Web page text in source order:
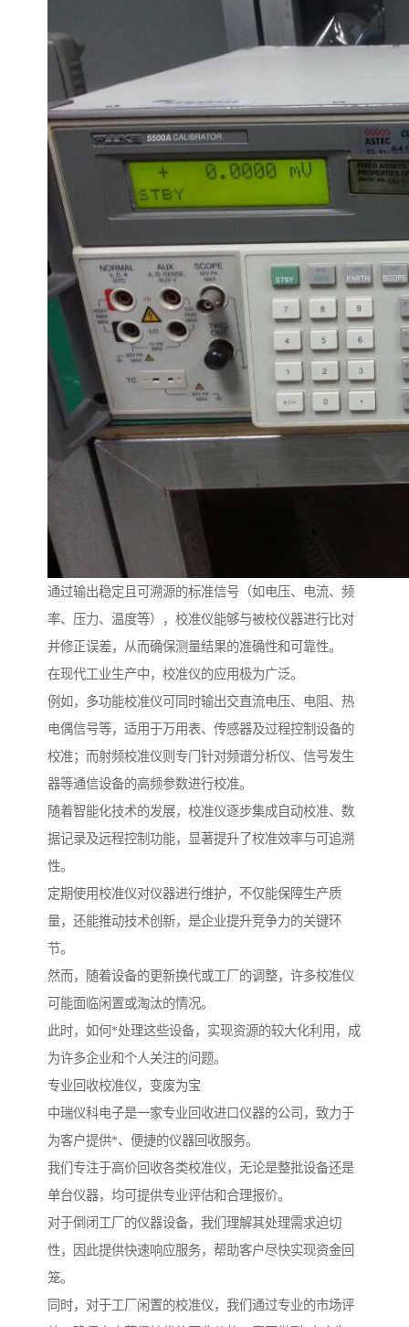
通过输出稳定且可溯源的标准信号（如电压、电流、频
率、压力、温度等），校准仪能够与被校仪器进行比对
并修正误差，从而确保测量结果的准确性和可靠性。
在现代工业生产中，校准仪的应用极为广泛。
例如，多功能校准仪可同时输出交直流电压、电阻、热
电偶信号等，适用于万用表、传感器及过程控制设备的
校准；而射频校准仪则专门针对频谱分析仪、信号发生
器等通信设备的高频参数进行校准。
随着智能化技术的发展，校准仪逐步集成自动校准、数
据记录及远程控制功能，显著提升了校准效率与可追溯
性。
定期使用校准仪对仪器进行维护，不仅能保障生产质
量，还能推动技术创新，是企业提升竞争力的关键环
节。
然而，随着设备的更新换代或工厂的调整，许多校准仪
可能面临闲置或淘汰的情况。
此时，如何*处理这些设备，实现资源的较大化利用，成
为许多企业和个人关注的问题。
专业回收校准仪，变废为宝
中瑞仪科电子是一家专业回收进口仪器的公司，致力于
为客户提供*、便捷的仪器回收服务。
我们专注于高价回收各类校准仪，无论是整批设备还是
单台仪器，均可提供专业评估和合理报价。
对于倒闭工厂的仪器设备，我们理解其处理需求迫切
性，因此提供快速响应服务，帮助客户尽快实现资金回
笼。
同时，对于工厂闲置的校准仪，我们通过专业的市场评